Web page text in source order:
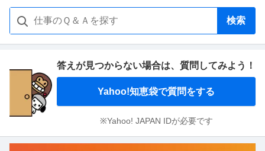
検索
答えが見つからない場合は、 質問してみよう！
Yahoo!知恵袋で質問をする
※Yahoo! JAPAN IDが必要です